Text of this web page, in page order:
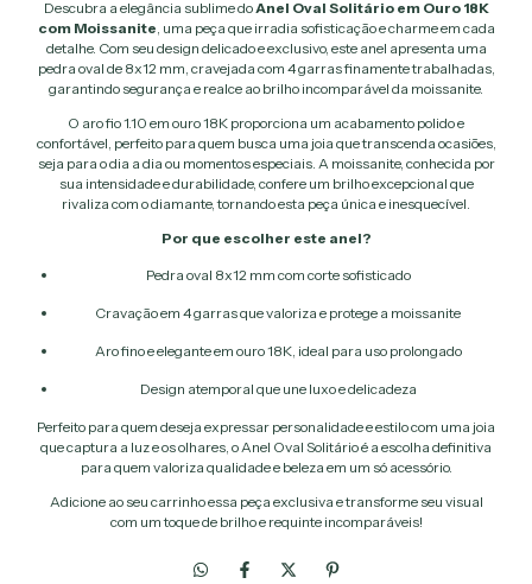
Descubra a elegância sublime do Anel Oval Solitário em Ouro 18K
com Moissanite , uma peça que irradia sofisticação e charme em cada
detalhe. Com seu design delicado e exclusivo, este anel apresenta uma
pedra oval de 8x12 mm, cravejada com 4 garras finamente trabalhadas,
garantindo segurança e realce ao brilho incomparável da moissanite.
O aro fio 1.10 em ouro 18K proporciona um acabamento polido e
confortável, perfeito para quem busca uma joia que transcenda ocasiões,
seja para o dia a dia ou momentos especiais. A moissanite, conhecida por
sua intensidade e durabilidade, confere um brilho excepcional que
rivaliza com o diamante, tornando esta peça única e inesquecível.
Por que escolher este anel?
Pedra oval 8x12 mm com corte sofisticado
Cravação em 4 garras que valoriza e protege a moissanite
Aro fino e elegante em ouro 18K, ideal para uso prolongado
Design atemporal que une luxo e delicadeza
Perfeito para quem deseja expressar personalidade e estilo com uma joia
que captura a luz e os olhares, o Anel Oval Solitário é a escolha definitiva
para quem valoriza qualidade e beleza em um só acessório.
Adicione ao seu carrinho essa peça exclusiva e transforme seu visual
com um toque de brilho e requinte incomparáveis!